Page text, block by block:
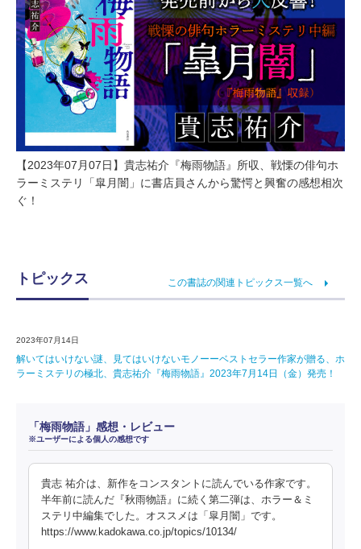
【2023年07月07日】貴志祐介『梅雨物語』所収、戦慄の俳句ホ
ラーミステリ「皐月闇」に書店員さんから驚愕と興奮の感想相次
ぐ！
トピックス この書誌の関連トピックス一覧へ
2023年07月14日
解いてはいけない謎、見てはいけないモノーーベストセラー作家が贈る、ホ
ラーミステリの極北、貴志祐介『梅雨物語』2023年7月14日（金）発売！
「梅雨物語」感想・レビュー
※ユーザーによる個人の感想です
貴志 祐介は、新作をコンスタントに読んでいる作家です。
半年前に読んだ『秋雨物語』に続く第二弾は、ホラー＆ミ
ステリ中編集でした。オススメは「皐月闇」です。
https://www.kadokawa.co.jp/topics/10134/